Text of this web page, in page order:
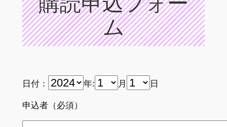
ム
日付： 年: 月 日
申込者（必須）